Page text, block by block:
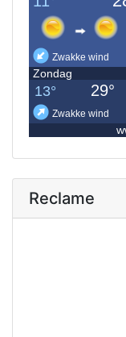
Reclame